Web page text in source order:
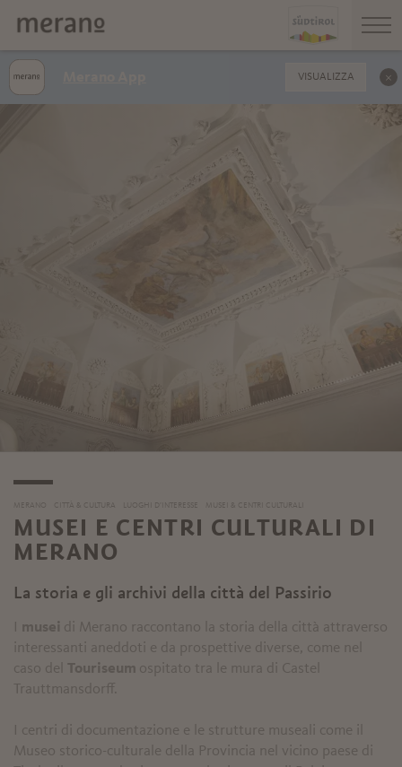
MERANO CITTÀ & CULTURA LUOGHI D’INTERESSE MUSEI & CENTRI CULTURALI
MUSEI E CENTRI CULTURALI DI
MERANO
La storia e gli archivi della città del Passirio
musei di Merano raccontano la storia della città attraverso
interessanti aneddoti e da prospettive diverse, come nel
caso del Touriseum ospitato tra le mura di Castel
Trauttmansdorff.
I centri di documentazione e le strutture museali come il
Museo storico-culturale della Provincia nel vicino paese di
VISUALIZZA